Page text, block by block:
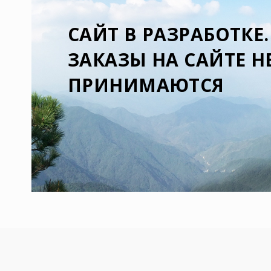
CАЙТ В РАЗРАБОТКЕ.
ЗАКАЗЫ НА САЙТЕ
ПРИНИМАЮТСЯ